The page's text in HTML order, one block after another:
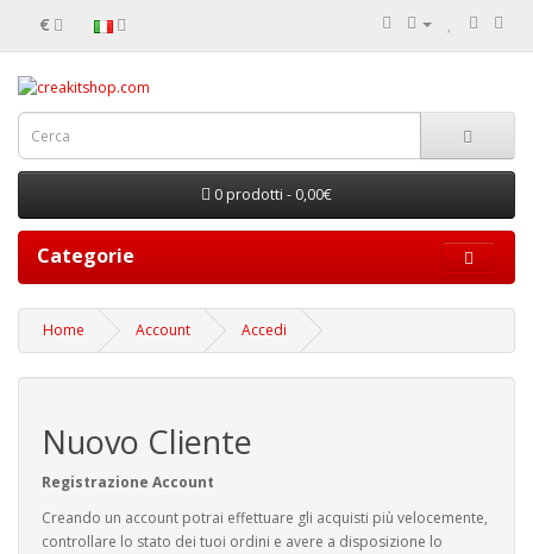
€
0 prodotti - 0,00€
Categorie
Home Account Accedi
Nuovo Cliente
Registrazione Account
Creando un account potrai effettuare gli acquisti più velocemente,
controllare lo stato dei tuoi ordini e avere a disposizione lo